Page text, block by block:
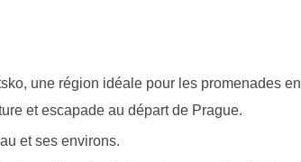
une région idéale pour les promenades en
et escapade au départ de Prague.
et ses environs.